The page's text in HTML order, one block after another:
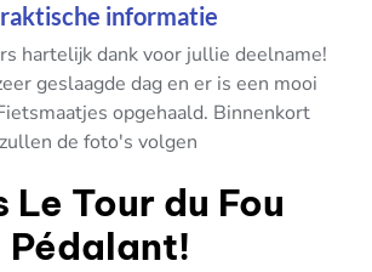
informatie
hartelijk dank voor jullie deelname!
geslaagde dag en er is een mooi
opgehaald. Binnenkort
zullen de foto's volgen
Le Tour du Fou
Pédalant!